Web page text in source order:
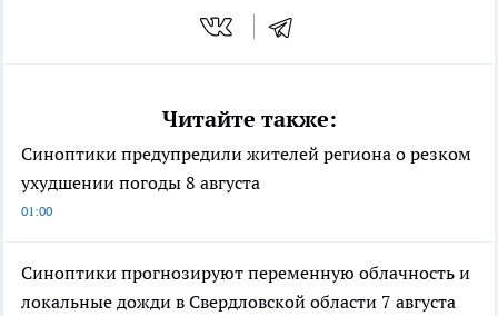
Читайте также:
Синоптики предупредили жителей региона о резком
ухудшении погоды 8 августа
01:00
Синоптики прогнозируют переменную облачность и
локальные дожди в Свердловской области 7 августа